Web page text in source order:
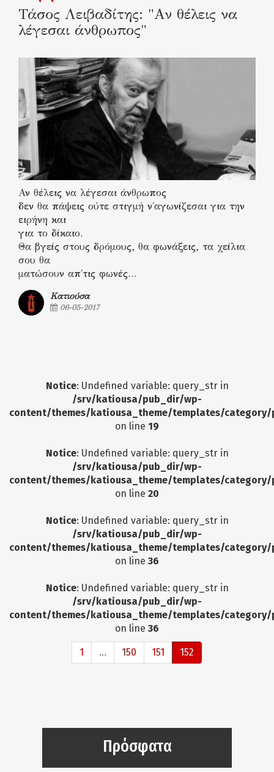
Τάσος Λειβαδίτης: "Αν θέλεις να
λέγεσαι άνθρωπος"
Αν θέλεις να λέγεσαι άνθρωπος
δεν θα πάψεις ούτε στιγμή ν΄αγωνίζεσαι για την
ειρήνη και
για το δίκαιο.
Θα βγείς στους δρόμους, θα φωνάξεις, τα χείλια
σου θα
ματώσουν απ΄τις φωνές…
Κατιούσα
06-05-2017
Notice: Undefined variable: query_str in
/srv/katiousa/pub_dir/wp-
content/themes/katiousa_theme/templates/
on line 19
Notice: Undefined variable: query_str in
/srv/katiousa/pub_dir/wp-
content/themes/katiousa_theme/templates/
on line 20
Notice: Undefined variable: query_str in
/srv/katiousa/pub_dir/wp-
content/themes/katiousa_theme/templates/
on line 36
Notice: Undefined variable: query_str in
/srv/katiousa/pub_dir/wp-
content/themes/katiousa_theme/templates/
on line 36
1 ... 150 151 152
Πρόσφατα